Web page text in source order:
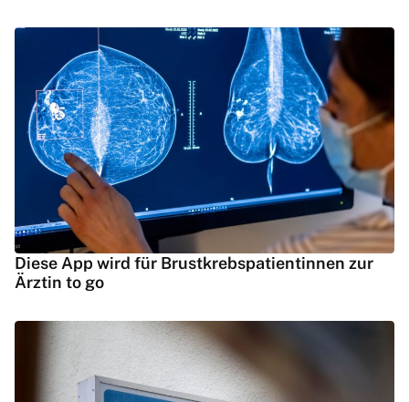
Diese App wird für Brustkrebspatientinnen zur
Ärztin to go